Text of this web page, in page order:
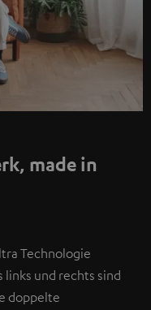
made in
Technologie
links und rechts sind
doppelte